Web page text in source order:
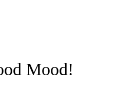
Mood!